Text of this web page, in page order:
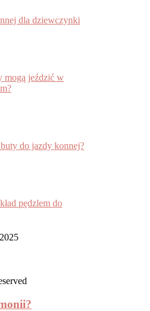
dla dziewczynki
mogą jeździć w
do jazdy konnej?
pędzlem do